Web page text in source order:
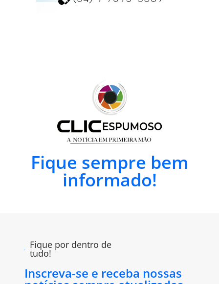
Fique sempre bem
informado!
Fique por dentro de
tudo!
Inscreva-se e receba nossas